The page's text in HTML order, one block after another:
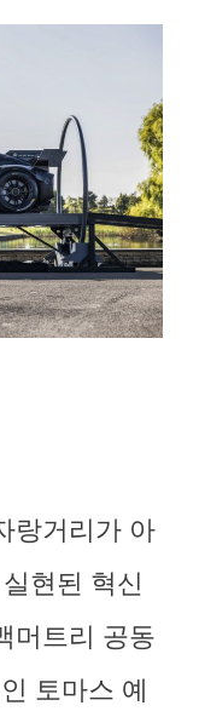
랑거리가 아
현된 혁신
머트리 공동
토마스 예